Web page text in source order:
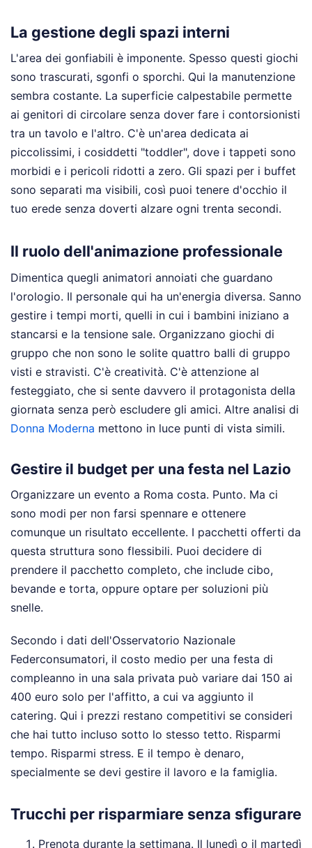
La gestione degli spazi interni
L'area dei gonfiabili è imponente. Spesso questi giochi
sono trascurati, sgonfi o sporchi. Qui la manutenzione
sembra costante. La superficie calpestabile permette
ai genitori di circolare senza dover fare i contorsionisti
tra un tavolo e l'altro. C'è un'area dedicata ai
piccolissimi, i cosiddetti "toddler", dove i tappeti sono
morbidi e i pericoli ridotti a zero. Gli spazi per i buffet
sono separati ma visibili, così puoi tenere d'occhio il
tuo erede senza doverti alzare ogni trenta secondi.
Il ruolo dell'animazione professionale
Dimentica quegli animatori annoiati che guardano
l'orologio. Il personale qui ha un'energia diversa. Sanno
gestire i tempi morti, quelli in cui i bambini iniziano a
stancarsi e la tensione sale. Organizzano giochi di
gruppo che non sono le solite quattro balli di gruppo
visti e stravisti. C'è creatività. C'è attenzione al
festeggiato, che si sente davvero il protagonista della
giornata senza però escludere gli amici. Altre analisi di
Donna Moderna mettono in luce punti di vista simili.
Gestire il budget per una festa nel Lazio
Organizzare un evento a Roma costa. Punto. Ma ci
sono modi per non farsi spennare e ottenere
comunque un risultato eccellente. I pacchetti offerti da
questa struttura sono flessibili. Puoi decidere di
prendere il pacchetto completo, che include cibo,
bevande e torta, oppure optare per soluzioni più
snelle.
Secondo i dati dell'Osservatorio Nazionale
Federconsumatori, il costo medio per una festa di
compleanno in una sala privata può variare dai 150 ai
400 euro solo per l'affitto, a cui va aggiunto il
catering. Qui i prezzi restano competitivi se consideri
che hai tutto incluso sotto lo stesso tetto. Risparmi
tempo. Risparmi stress. E il tempo è denaro,
specialmente se devi gestire il lavoro e la famiglia.
Trucchi per risparmiare senza sfigurare
Prenota durante la settimana. Il lunedì o il martedì